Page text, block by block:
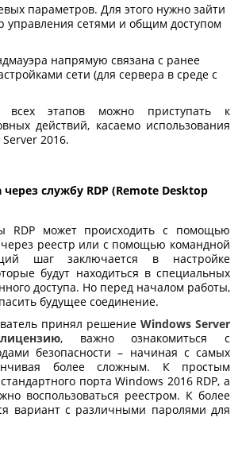
параметров. Для этого нужно зайти
управления сетями и общим доступом
напрямую связана с ранее
сети (для сервера в среде с
этапов можно приступать к
действий, касаемо использования
2016.
через службу RDP (Remote Desktop
RDP может происходить с помощью
реестр или с помощью командной
шаг заключается в настройке
будут находиться в специальных
доступа. Но перед началом работы,
будущее соединение.
принял решение Windows Server
, важно ознакомиться с
безопасности – начиная с самых
более сложным. К простым
порта Windows 2016 RDP, а
воспользоваться реестром. К более
вариант с различными паролями для